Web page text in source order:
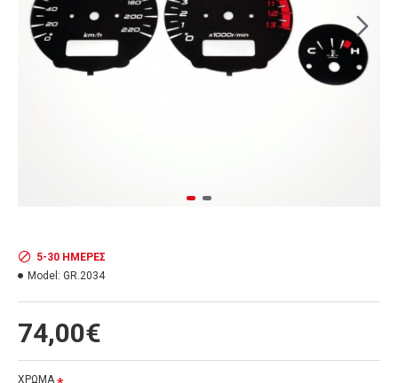
74,00€
5-30 ΗΜΈΡΕΣ
Model: GR.2034
ΧΡΩΜΑ